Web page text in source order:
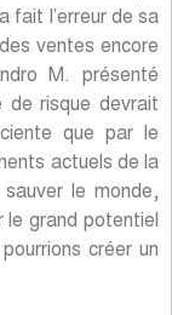
fait l’erreur de sa
ventes encore
M. présenté
de risque devrait
que par le
actuels de la
le monde,
grand potentiel
créer un